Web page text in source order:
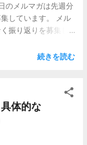
のメルマガは先週分
しています。 メル
振り返りを募集し
曜：質問力
ちません。 毎日継続
います。 土日に振
水曜日にその結果
振り返ることで、
続きを読む
体的な